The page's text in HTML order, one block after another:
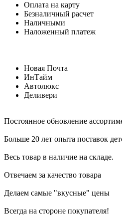
Оплата на карту
Безналичный расчет
Наличными
Наложенный платеж
Новая Почта
ИнТайм
Автолюкс
Деливери
Постоянное обновление
Больше 20 лет опыта поставок
Весь товар в наличие на складе.
Отвечаем за качество товара
Делаем самые "вкусные" цены
Всегда на стороне покупателя!